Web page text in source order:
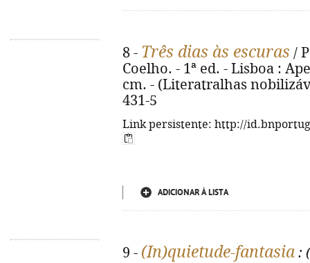
8 - Três dias às escuras /
Coelho. - 1ª ed. - Lisboa :
cm. - (Literatralhas
431-5
Link persistente: http://
ADICIONAR À LISTA
9 - (In)quietude-fantasia :